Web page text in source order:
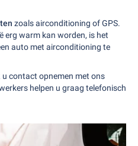
zoals airconditioning of GPS.
erg warm kan worden, is het
auto met airconditioning te
contact opnemen met ons
helpen u graag telefonisch